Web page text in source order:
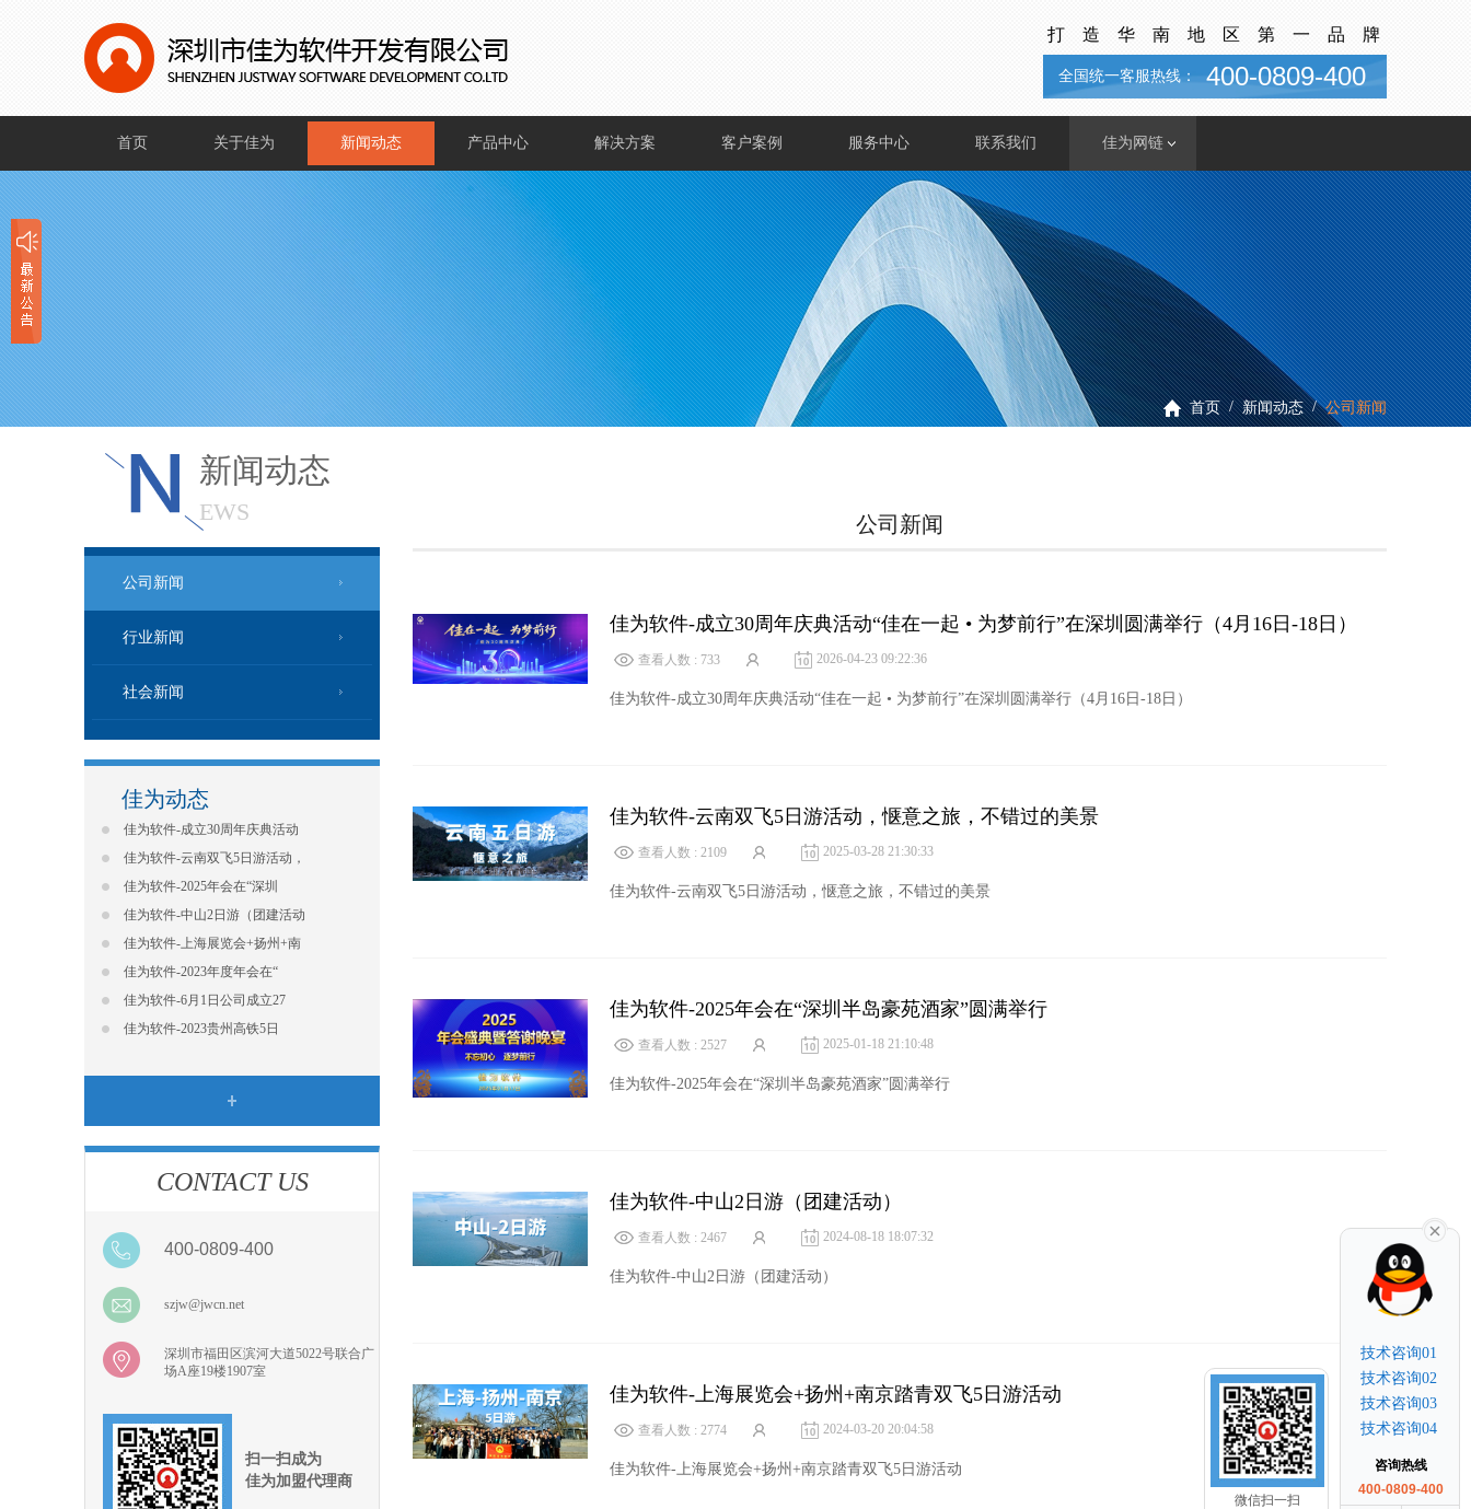
打造华南地区第一品牌
全国统一客服热线： 400-0809-400
首页 关于佳为
公司介绍
企业文化
企业证书
公司一角
新闻动态
公司新闻
行业新闻
社会新闻
产品中心
软件产品
硬件产品
解决方案
超市类解决方
案
百货类解决方
案
家具类解决方
案
服饰类解决方
案
客户案例
百货类案例
超市类案例
家具类案例
服饰类案例
服务中心
常见问题
下载中心
联系我们
佳为总部
佳为分部
加盟共赢
佳为网链
商城会员系统
商户支付对账
SCM--供应链
首页 / 新闻动态 / 公司新闻
新闻动态
EWS
公司新闻
行业新闻
社会新闻
佳为动态
佳为软件-成立30周年庆典活动
佳为软件-云南双飞5日游活动，
佳为软件-2025年会在“深圳
佳为软件-中山2日游（团建活动
佳为软件-上海展览会+扬州+南
佳为软件-2023年度年会在“
佳为软件-6月1日公司成立27
佳为软件-2023贵州高铁5日
CONTACT US
400-0809-400
szjw@jwcn.net
深圳市福田区滨河大道5022号联合广
场A座19楼1907室
扫一扫成为
佳为加盟代理商
公司新闻
佳为软件-成立30周年庆典活动“佳在一起 • 为梦前行”在深圳圆满举行（4月16日-18日）
查看人数 : 733 2026-04-23 09:22:36
佳为软件-成立30周年庆典活动“佳在一起 • 为梦前行”在深圳圆满举行（4月16日-18日）
佳为软件-云南双飞5日游活动，惬意之旅，不错过的美景
查看人数 : 2109 2025-03-28 21:30:33
佳为软件-云南双飞5日游活动，惬意之旅，不错过的美景
佳为软件-2025年会在“深圳半岛豪苑酒家”圆满举行
查看人数 : 2527 2025-01-18 21:10:48
佳为软件-2025年会在“深圳半岛豪苑酒家”圆满举行
佳为软件-中山2日游（团建活动）
查看人数 : 2467 2024-08-18 18:07:32
佳为软件-中山2日游（团建活动）
佳为软件-上海展览会+扬州+南京踏青双飞5日游活动
查看人数 : 2774 2024-03-20 20:04:58
佳为软件-上海展览会+扬州+南京踏青双飞5日游活动
技术咨询01
技术咨询02
技术咨询03
技术咨询04
咨询热线
400-0809-400
微信扫一扫